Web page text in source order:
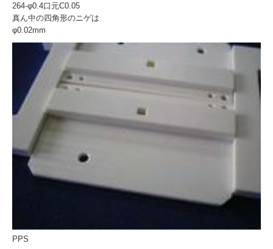
264-φ0.4口元C0.05
真ん中の四角形のニゲは
φ0.02mm
PPS